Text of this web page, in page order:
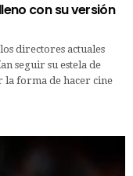
con su versión
directores actuales
seguir su estela de
forma de hacer cine